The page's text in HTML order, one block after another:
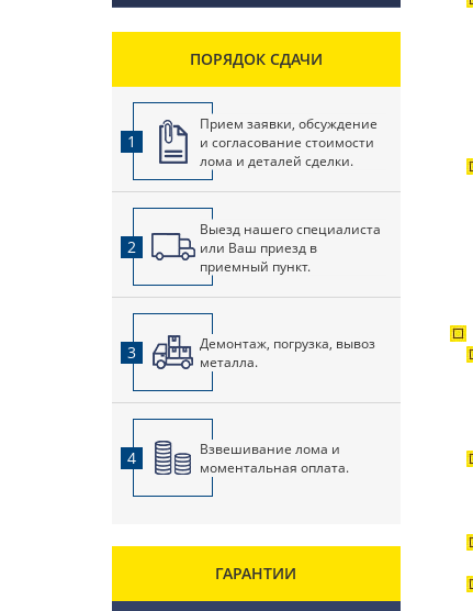
ПОРЯДОК СДАЧИ
1
Прием заявки, обсуждение
и согласование стоимости
лома и деталей сделки.
2
Выезд нашего специалиста
или Ваш приезд в
приемный пункт.
3
Демонтаж, погрузка, вывоз
металла.
4
Взвешивание лома и
моментальная оплата.
ГАРАНТИИ